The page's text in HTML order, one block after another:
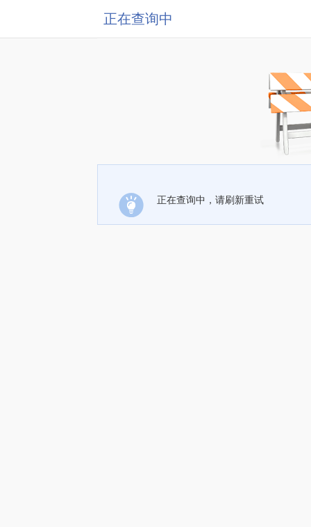
正在查询中
正在查询中，请刷新重试